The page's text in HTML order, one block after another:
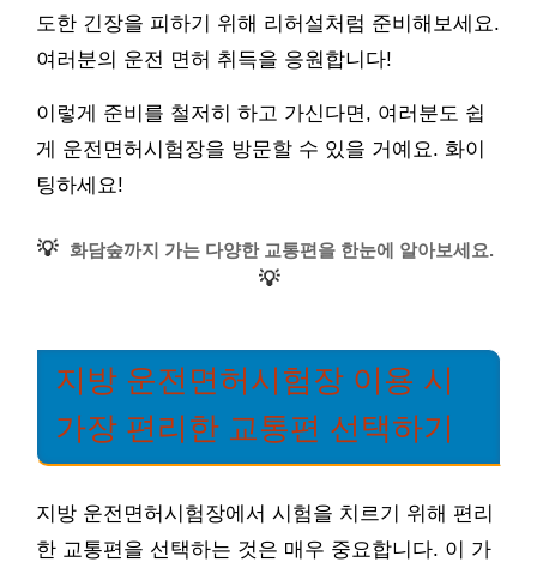
도한 긴장을 피하기 위해 리허설처럼 준비해보세요.
여러분의 운전 면허 취득을 응원합니다!
이렇게 준비를 철저히 하고 가신다면, 여러분도 쉽
게 운전면허시험장을 방문할 수 있을 거예요. 화이
팅하세요!
💡 화담숲까지 가는 다양한 교통편을 한눈에 알아보세요.
💡
지방 운전면허시험장 이용 시
가장 편리한 교통편 선택하기
지방 운전면허시험장에서 시험을 치르기 위해 편리
한 교통편을 선택하는 것은 매우 중요합니다. 이 가